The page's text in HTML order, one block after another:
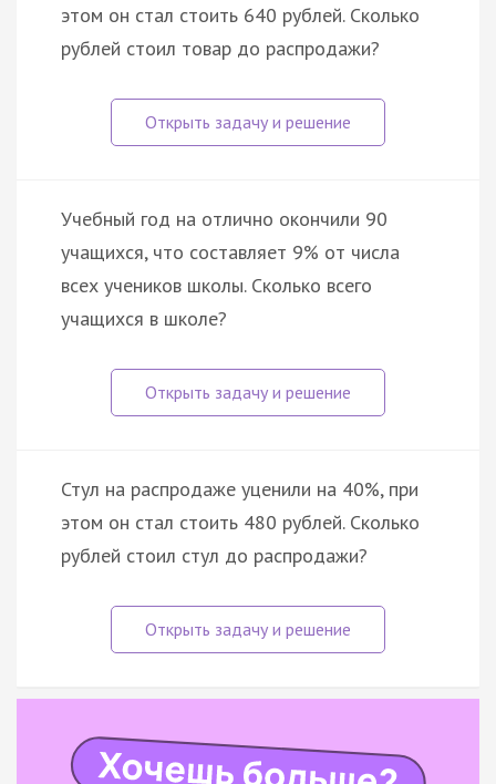
этом он стал стоить 640 рублей. Сколько
рублей стоил товар до распродажи?
Учебный год на отлично окончили 90
учащихся, что составляет 9% от числа
всех учеников школы. Сколько всего
учащихся в школе?
Стул на распродаже уценили на 40%, при
этом он стал стоить 480 рублей. Сколько
рублей стоил стул до распродажи?